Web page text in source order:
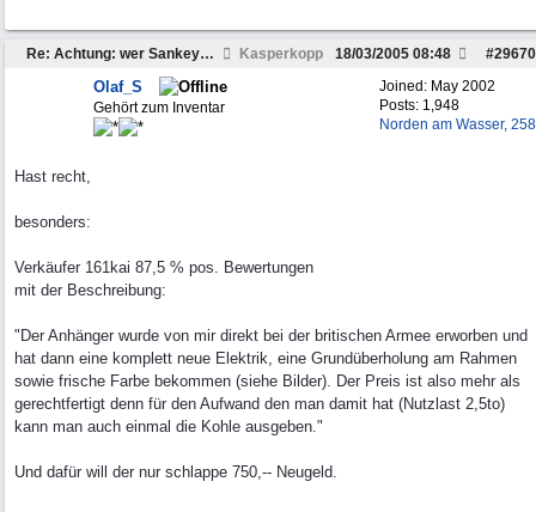
Re: Achtung: wer Sankey-Anhänger sucht... Kasperkopp #29670
18/03/2005 08:48
Joined: May 2002
Posts: 1,948
Norden am Wasser, 258
Olaf_S
Gehört zum Inventar
Hast recht,
besonders:
Verkäufer 161kai 87,5 % pos. Bewertungen
mit der Beschreibung:
"Der Anhänger wurde von mir direkt bei der britischen Armee erworben und
hat dann eine komplett neue Elektrik, eine Grundüberholung am Rahmen
sowie frische Farbe bekommen (siehe Bilder). Der Preis ist also mehr als
gerechtfertigt denn für den Aufwand den man damit hat (Nutzlast 2,5to)
kann man auch einmal die Kohle ausgeben."
Und dafür will der nur schlappe 750,-- Neugeld.